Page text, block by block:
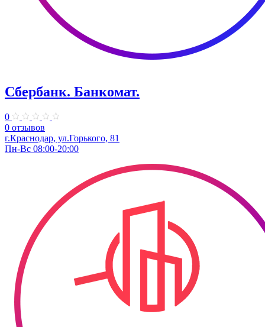
Сбербанк. Банкомат.
0
0 отзывов
​г.Краснодар, ул.​Горького, 81
Пн-Вс 08:00-20:00